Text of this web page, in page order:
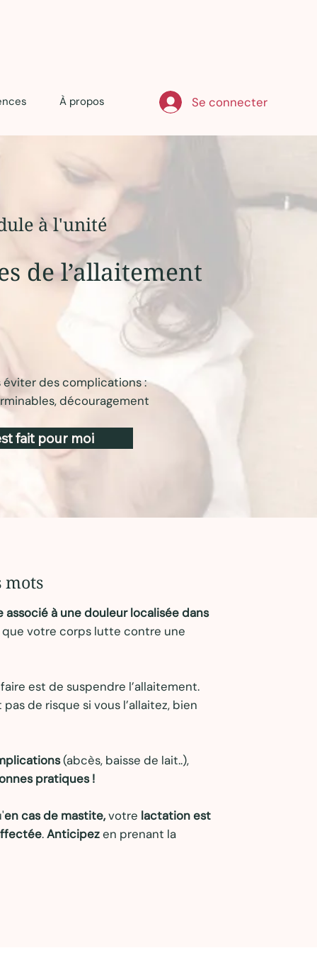
À propos Se connecter
à l'unité
de l’allaitement
éviter des complications :
découragement
fait pour moi
associé à une douleur localisée dans
que votre corps lutte contre une
est de suspendre l’allaitement.
de risque si vous l’allaitez, bien
(abcès, baisse de lait..),
pratiques !
en cas de mastite,votre lactation est
.Anticipezen prenant la
mots